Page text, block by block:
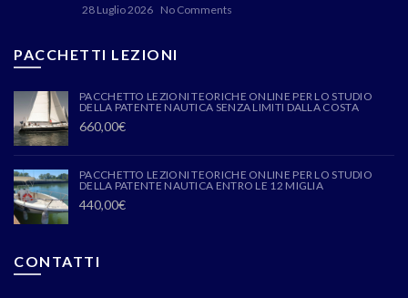
28 Luglio 2026 No Comments
PACCHETTI LEZIONI
PACCHETTO LEZIONI TEORICHE ONLINE PER LO STUDIO
DELLA PATENTE NAUTICA SENZA LIMITI DALLA COSTA
660,00€
PACCHETTO LEZIONI TEORICHE ONLINE PER LO STUDIO
DELLA PATENTE NAUTICA ENTRO LE 12 MIGLIA
440,00€
CONTATTI